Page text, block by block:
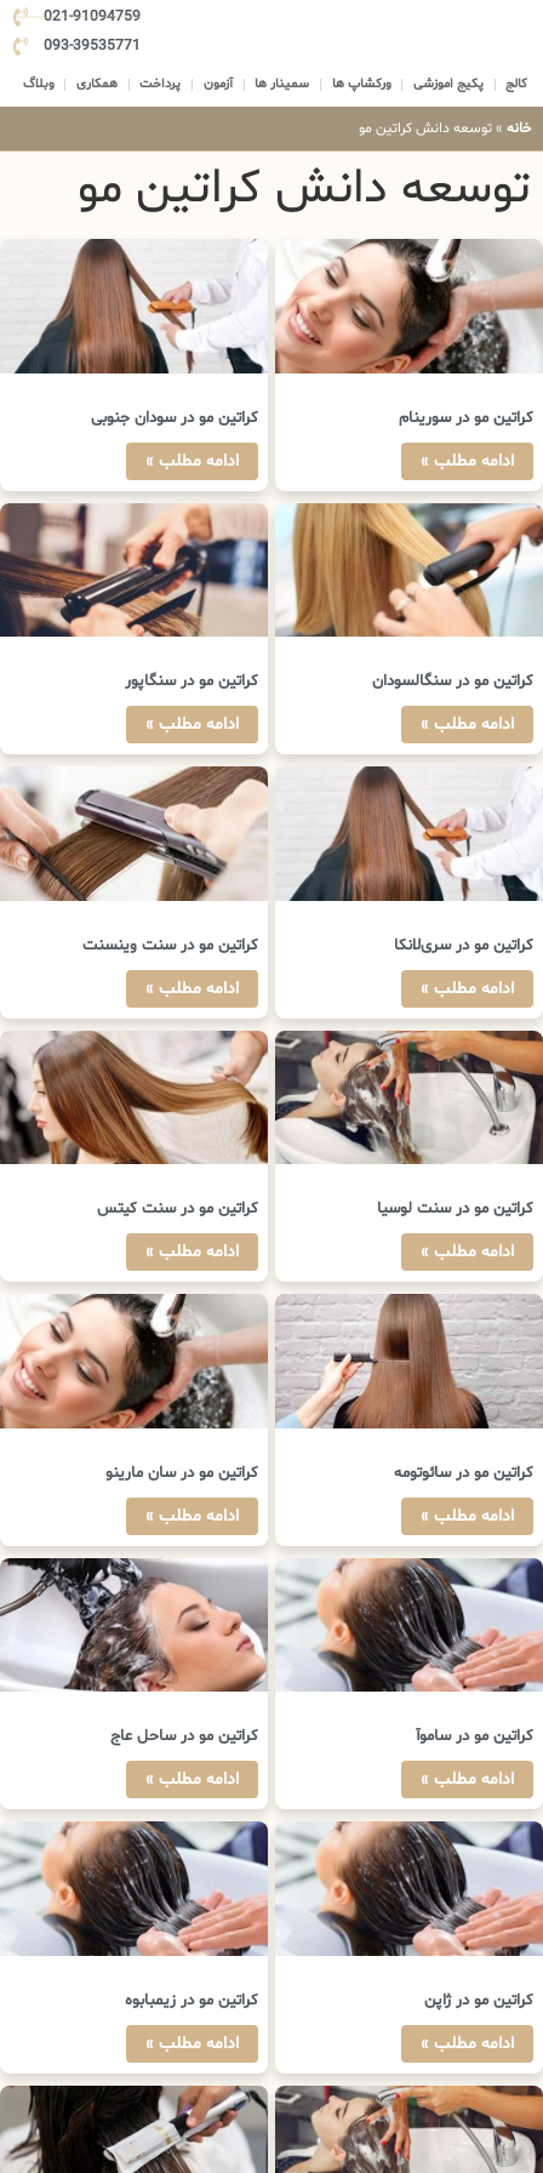
021-91094759
093-39535771
کالج پکیج اموزشی ورکشاپ ها سمینار ها آزمون پرداخت همکاری وبلاگ
خانه » توسعه دانش کراتین مو
توسعه دانش کراتین مو
کراتین مو در سورینام
ادامه مطلب »
کراتین مو در سودان جنوبی
ادامه مطلب »
کراتین مو در سنگالسودان
ادامه مطلب »
کراتین مو در سنگاپور
ادامه مطلب »
کراتین مو در سری‌لانکا
ادامه مطلب »
کراتین مو در سنت وینسنت
ادامه مطلب »
کراتین مو در سنت لوسیا
ادامه مطلب »
کراتین مو در سنت کیتس
ادامه مطلب »
کراتین مو در سائوتومه
ادامه مطلب »
کراتین مو در سان مارینو
ادامه مطلب »
کراتین مو در ساموآ
ادامه مطلب »
کراتین مو در ساحل عاج
ادامه مطلب »
کراتین مو در ژاپن
ادامه مطلب »
کراتین مو در زیمبابوه
ادامه مطلب »